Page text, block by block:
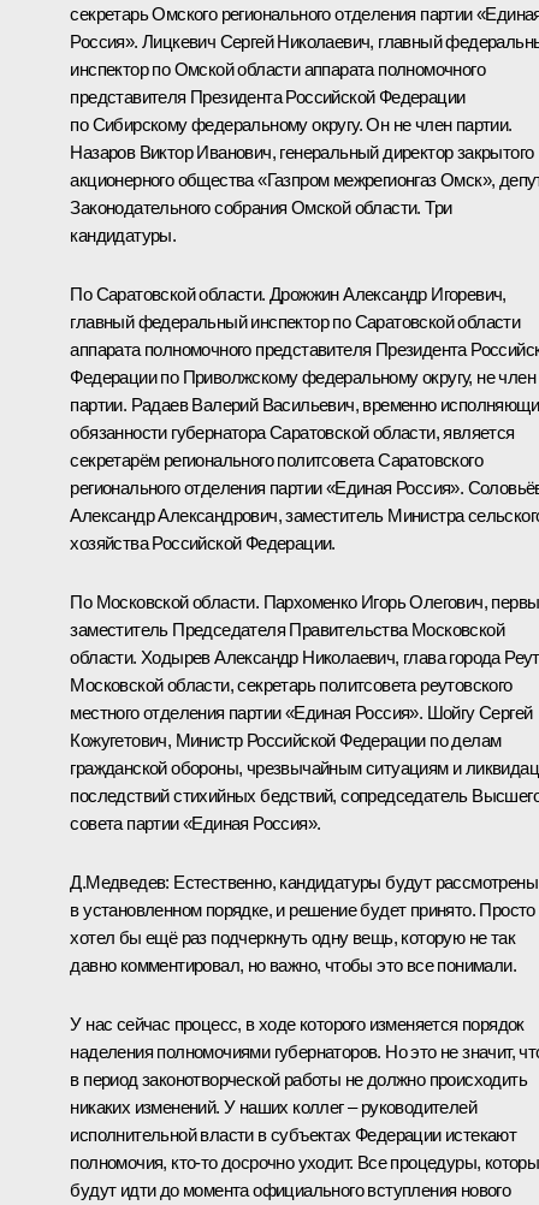
секретарь Омского регионального отделения партии
Россия». Лицкевич Сергей Николаевич, главный
инспектор по Омской области аппарата полномочного
представителя Президента Российской Федерации
по Сибирскому федеральному округу. Он не член партии.
Назаров Виктор Иванович, генеральный директор закрытого
акционерного общества «Газпром межрегионгаз Омск»,
Законодательного собрания Омской области. Три
кандидатуры.
По Саратовской области. Дрожжин Александр Игоревич,
главный федеральный инспектор по Саратовской области
аппарата полномочного представителя Президента
Федерации по Приволжскому федеральному округу, не член
партии. Радаев Валерий Васильевич, временно
обязанности губернатора Саратовской области, является
секретарём регионального политсовета Саратовского
регионального отделения партии «Единая Россия».
Александр Александрович, заместитель Министра
хозяйства Российской Федерации.
По Московской области. Пархоменко Игорь Олегович,
заместитель Председателя Правительства Московской
области. Ходырев Александр Николаевич, глава города
Московской области, секретарь политсовета реутовского
местного отделения партии «Единая Россия». Шойгу Сергей
Кожугетович, Министр Российской Федерации по делам
гражданской обороны, чрезвычайным ситуациям и
последствий стихийных бедствий, сопредседатель
совета партии «Единая Россия».
Д.Медведев: Естественно, кандидатуры будут рассмотрены
в установленном порядке, и решение будет принято. Просто
хотел бы ещё раз подчеркнуть одну вещь, которую не так
давно комментировал, но важно, чтобы это все понимали.
У нас сейчас процесс, в ходе которого изменяется порядок
наделения полномочиями губернаторов. Но это не значит,
в период законотворческой работы не должно происходить
никаких изменений. У наших коллег – руководителей
исполнительной власти в субъектах Федерации истекают
полномочия, кто‑то досрочно уходит. Все процедуры,
будут идти до момента официального вступления нового